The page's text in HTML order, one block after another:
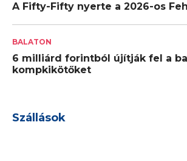
A Fifty-Fifty nyerte a 2026-os
BALATON
6 milliárd forintból újítják fel a
kompkikötőket
Szállások